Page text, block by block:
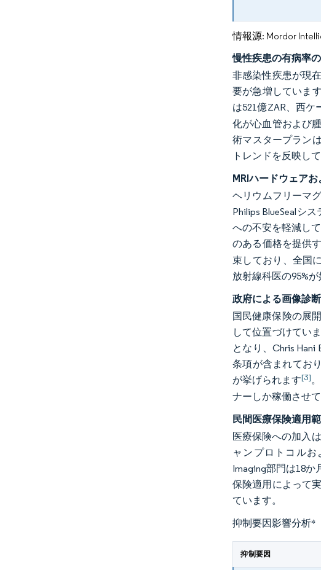
情報源: Mordor
慢性疾患の有病率
非感染性疾患が現
要が急増していま
は521億ZAR、西
化が心血管および
術マスタープラン
トレンドを反映し
MRIハードウェア
ヘリウムフリーマ
Philips BlueSealシ
への不安を軽減し
のある価格を提供
束しており、全国
放射線科医の95%
政府による画像診
国民健康保険の展
して位置づけてい
となり、Chris
条項が含まれてお
が挙げられます[3]
ナーしか稼働させ
民間医療保険適用
医療保険への加入
ャンプロトコルお
Imaging部門は18
保険適用によって
ています。
抑制要因影響分析*
抑制要因